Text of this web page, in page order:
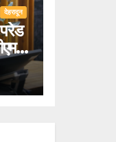
देहरादून